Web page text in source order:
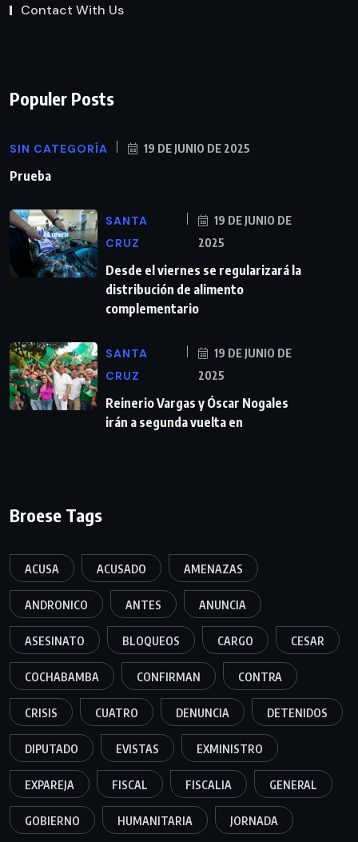
Contact With Us
Populer Posts
SIN CATEGORÍA 19 DE JUNIO DE 2025
Prueba
SANTA
CRUZ
19 DE JUNIO DE
2025
Desde el viernes se regularizará la
distribución de alimento
complementario
SANTA
CRUZ
19 DE JUNIO DE
2025
Reinerio Vargas y Óscar Nogales
irán a segunda vuelta en
Broese Tags
ACUSA ACUSADO AMENAZAS
ANDRONICO ANTES ANUNCIA
ASESINATO BLOQUEOS CARGO CESAR
COCHABAMBA CONFIRMAN CONTRA
CRISIS CUATRO DENUNCIA DETENIDOS
DIPUTADO EVISTAS EXMINISTRO
EXPAREJA FISCAL FISCALIA GENERAL
GOBIERNO HUMANITARIA JORNADA